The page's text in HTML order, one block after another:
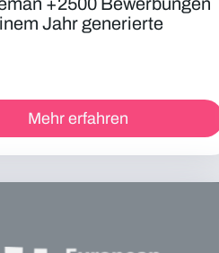
Jahr generierte
Mehr erfahren